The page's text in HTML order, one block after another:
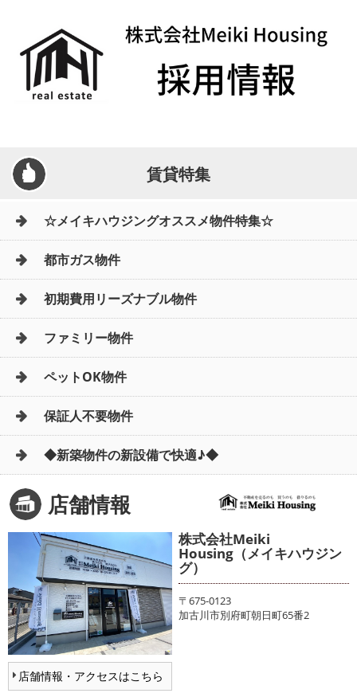
賃貸特集
☆メイキハウジングオススメ物件特集☆
都市ガス物件
初期費用リーズナブル物件
ファミリー物件
ペットOK物件
保証人不要物件
◆新築物件の新設備で快適♪◆
店舗情報
店舗情報・アクセスはこちら
株式会社Meiki
Housing（メイキハウジン
グ）
〒675-0123
加古川市別府町朝日町65番2